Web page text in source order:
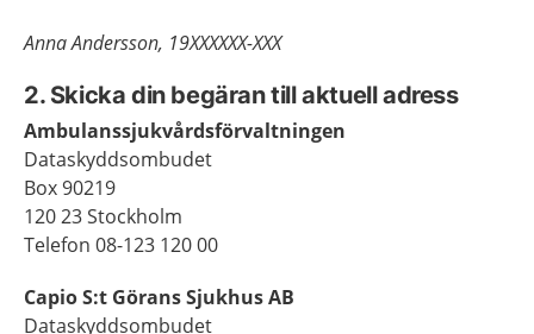
Anna Andersson, 19XXXXXX-XXX
2. Skicka din begäran till aktuell adress
Ambulanssjukvårdsförvaltningen
Dataskyddsombudet
Box 90219
120 23 Stockholm
Telefon 08-123 120 00
Capio S:t Görans Sjukhus AB
Dataskyddsombudet